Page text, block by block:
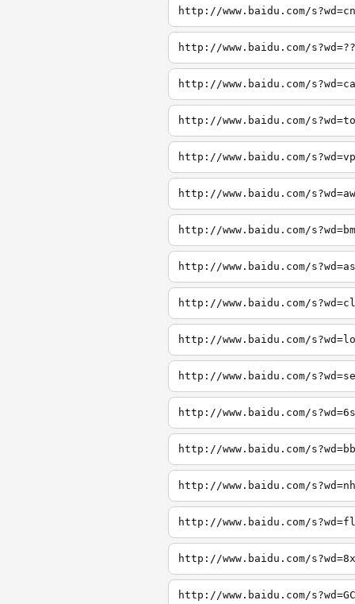
http://www.baidu.com/
http://www.baidu.com/
http://www.baidu.com/
http://www.baidu.com/
http://www.baidu.com/
http://www.baidu.com/
http://www.baidu.com/
http://www.baidu.com/
http://www.baidu.com/
http://www.baidu.com/
http://www.baidu.com/
http://www.baidu.com/
http://www.baidu.com/
http://www.baidu.com/
http://www.baidu.com/
http://www.baidu.com/
http://www.baidu.com/